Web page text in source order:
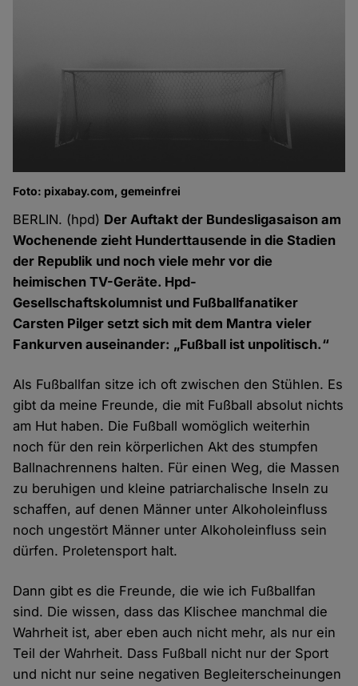
Foto: pixabay.com, gemeinfrei
BERLIN. (hpd) Der Auftakt der Bundesligasaison am
Wochenende zieht Hunderttausende in die Stadien
der Republik und noch viele mehr vor die
heimischen TV-Geräte. Hpd-
Gesellschaftskolumnist und Fußballfanatiker
Carsten Pilger setzt sich mit dem Mantra vieler
Fankurven auseinander: „Fußball ist unpolitisch.“
Als Fußballfan sitze ich oft zwischen den Stühlen. Es
gibt da meine Freunde, die mit Fußball absolut nichts
am Hut haben. Die Fußball womöglich weiterhin
noch für den rein körperlichen Akt des stumpfen
Ballnachrennens halten. Für einen Weg, die Massen
zu beruhigen und kleine patriarchalische Inseln zu
schaffen, auf denen Männer unter Alkoholeinfluss
noch ungestört Männer unter Alkoholeinfluss sein
dürfen. Proletensport halt.
Dann gibt es die Freunde, die wie ich Fußballfan
sind. Die wissen, dass das Klischee manchmal die
Wahrheit ist, aber eben auch nicht mehr, als nur ein
Teil der Wahrheit. Dass Fußball nicht nur der Sport
und nicht nur seine negativen Begleiterscheinungen